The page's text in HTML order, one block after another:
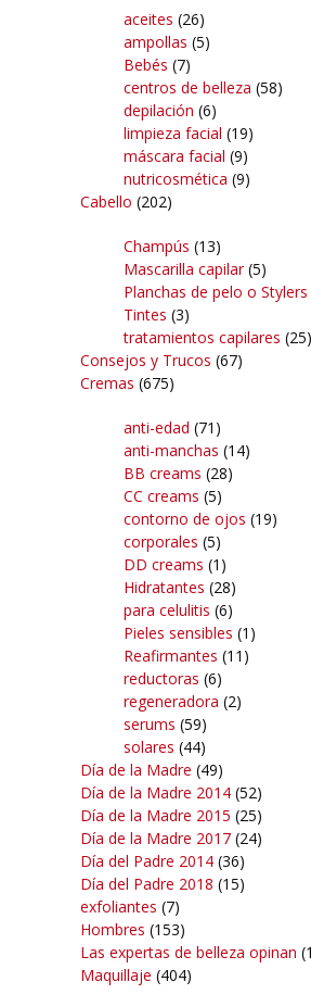
aceites (26)
ampollas (5)
Bebés (7)
centros de belleza (58)
depilación (6)
limpieza facial (19)
máscara facial (9)
nutricosmética (9)
Cabello (202)
Champús (13)
Mascarilla capilar(5)
Planchas de pelo o Stylers
Tintes (3)
tratamientos capilares (25)
Consejos y Trucos (67)
Cremas (675)
anti-edad (71)
anti-manchas (14)
BB creams (28)
CC creams (5)
contorno de ojos (19)
corporales (5)
DD creams (1)
Hidratantes (28)
para celulitis (6)
Pieles sensibles (1)
Reafirmantes (11)
reductoras (6)
regeneradora (2)
serums (59)
solares (44)
Día de la Madre (49)
Día de la Madre 2014 (52)
Día de la Madre 2015 (25)
Día de la Madre 2017 (24)
Día del Padre 2014 (36)
Día del Padre 2018 (15)
exfoliantes (7)
Hombres (153)
Las expertas de belleza opinan
Maquillaje (404)